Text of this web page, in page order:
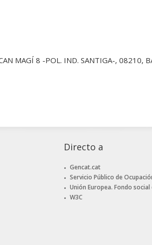
MAGÍ 8 -POL. IND. SANTIGA-, 08210,
Directo a
Gencat.cat
Servicio Público de
Unión Europea. Fondo
W3C